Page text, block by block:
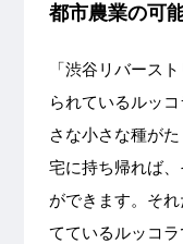
都市農業の可
「渋谷リバース
られているルッ
さな小さな種が
宅に持ち帰れば
ができます。そ
てているルッコラ